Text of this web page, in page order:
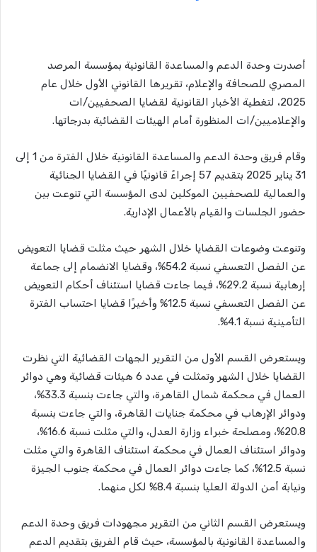
أصدرت وحدة الدعم والمساعدة القانونية بمؤسسة المرصد
المصري للصحافة والإعلام، تقريرها القانوني الأول خلال عام
2025، لتغطية الأخبار القانونية لقضايا الصحفيين/ات
والإعلاميين/ات المنظورة أمام الهيئات القضائية بدرجاتها.
وقام فريق وحدة الدعم والمساعدة القانونية خلال الفترة من 1 إلى
31 يناير 2025 بتقديم 57 إجراءً قانونيًا في القضايا الجنائية
والعمالية للصحفيين الموكلين لدى المؤسسة التي تنوعت بين
حضور الجلسات والقيام بالأعمال الإدارية.
وتنوعت وضوعات القضايا خلال الشهر حيث مثلت قضايا التعويض
عن الفصل التعسفي نسبة 54.2%، وقضايا الانضمام إلى جماعة
إرهابية نسبة 29.2%، فيما جاءت قضايا استئناف أحكام التعويض
عن الفصل التعسفي نسبة 12.5% وأخيرًا قضايا احتساب الفترة
التأمينية نسبة 4.1%.
ويستعرض القسم الأول من التقرير الجهات القضائية التي نظرت
القضايا خلال الشهر وتمثلت في عدد 6 هيئات قضائية وهي دوائر
العمال في محكمة شمال القاهرة، والتي جاءت بنسبة 33.3%،
ودوائر الإرهاب في محكمة جنايات القاهرة، والتي جاءت بنسبة
20.8%، ومصلحة خبراء وزارة العدل، والتي مثلت نسبة 16.6%،
ودوائر استئناف العمال في محكمة استئناف القاهرة والتي مثلت
نسبة 12.5%، كما جاءت دوائر العمال في محكمة جنوب الجيزة
ونيابة أمن الدولة العليا بنسبة 8.4% لكل منهما.
ويستعرض القسم الثاني من التقرير مجهودات فريق وحدة الدعم
والمساعدة القانونية بالمؤسسة، حيث قام الفريق بتقديم الدعم